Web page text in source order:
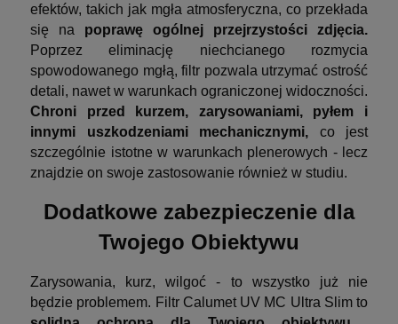
efektów, takich jak mgła atmosferyczna, co przekłada
się na poprawę ogólnej przejrzystości zdjęcia.
Poprzez eliminację niechcianego rozmycia
spowodowanego mgłą, filtr pozwala utrzymać ostrość
detali, nawet w warunkach ograniczonej widoczności.
Chroni przed kurzem, zarysowaniami, pyłem i
innymi uszkodzeniami mechanicznymi, co jest
szczególnie istotne w warunkach plenerowych - lecz
znajdzie on swoje zastosowanie również w studiu.
Dodatkowe zabezpieczenie dla
Twojego Obiektywu
Zarysowania, kurz, wilgoć - to wszystko już nie
będzie problemem. Filtr Calumet UV MC Ultra Slim to